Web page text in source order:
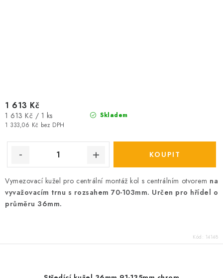
Skladem
1 333,06 Kč bez DPH
1 613 Kč
Měrná
cena:
1 613 Kč / 1 ks
Vymezovací kužel pro centrální montáž kol s centrálním otvorem na
vyvažovacím trnu s rozsahem 70-103mm. Určen pro hřídel o
průměru 36mm.
Kód: 14148